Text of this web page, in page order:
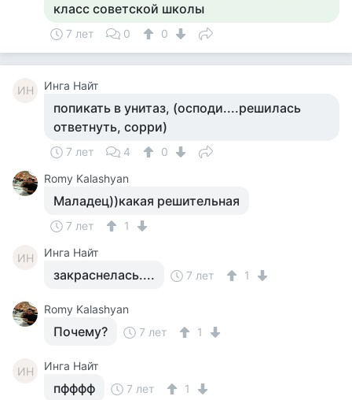
класс советской школы
7 лет 0 0
ИН Инга Найт
попикать в унитаз, (осподи....решилась
ответнуть, сорри)
7 лет 4
0
Romy Kalashyan
Маладец))какая решительная
7 лет 1
ИН Инга Найт
закраснелась.... 7 лет 1
Romy Kalashyan
Почему? 7 лет 1
ИН Инга Найт
пфффф 7 лет 1